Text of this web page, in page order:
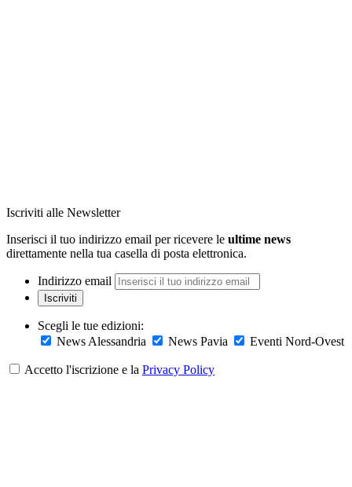
Iscriviti alle Newsletter
Inserisci il tuo indirizzo email per ricevere le ultime news
direttamente nella tua casella di posta elettronica.
Indirizzo email
Iscriviti
Scegli le tue edizioni:
News Alessandria
News Pavia Eventi Nord-Ovest
Accetto l'iscrizione e la Privacy Policy